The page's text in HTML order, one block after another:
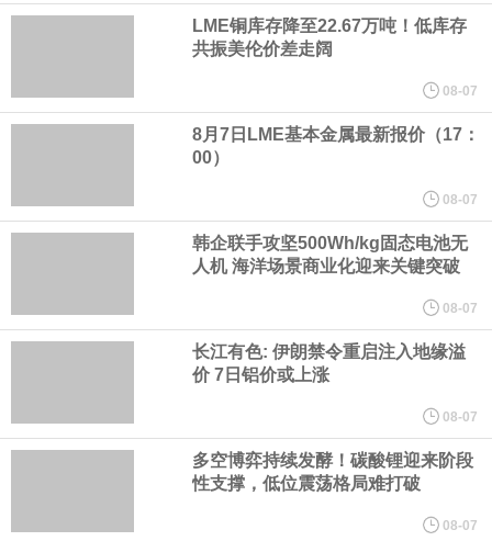
用人形机器人、四足机器人等产品。
美国总统特朗普6日否认他对国防部长赫格塞思不满，称对赫格塞思
所做的工作“非常满意”。特朗普在社交媒体上发帖称，一些媒体有关
他与赫格塞思就弹药短缺问题发生冲突的报道是“完全没有根据的谣
言”，他对赫格塞思所做的工作“非常满意”。
据报道，威刚近日在法说会上表示，在需求增加、价格走高及货源
稳定的三大有利因素带动下，预期第3季度营运将优于第2季度，并
进一步扩大全年营运成果。
美国国会预算办公室（CBO）于当地时间5日发布报告称，美国海军
LME铜库存降至22.67万吨！低库存
共振美伦价差走阔
08-07
8月7日LME基本金属最新报价（17：
00）
08-07
韩企联手攻坚500Wh/kg固态电池无
人机 海洋场景商业化迎来关键突破
08-07
长江有色: 伊朗禁令重启注入地缘溢
价 7日铝价或上涨
08-07
多空博弈持续发酵！碳酸锂迎来阶段
性支撑，低位震荡格局难打破
08-07